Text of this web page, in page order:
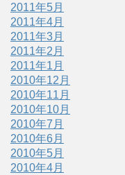
2011年5月
2011年4月
2011年3月
2011年2月
2011年1月
2010年12月
2010年11月
2010年10月
2010年7月
2010年6月
2010年5月
2010年4月